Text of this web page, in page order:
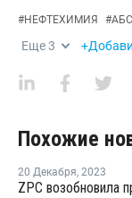
#НЕФТЕХИМИЯ #АБС
Еще3
Похожие
20 Декабря, 2023